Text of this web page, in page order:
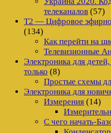
телеканалов (57)
Т2 — Цифровое
(134)
Как перейти на
Телевизионные
Электроника для
только (8)
Простые схемы
Электроника для
Измерения (14)
С чего начать-